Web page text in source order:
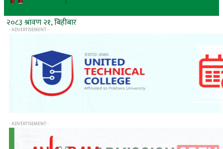
२०८३ श्रावण २१, बिहीबार
- ADVERTISEMENT -
- ADVERTISEMENT -